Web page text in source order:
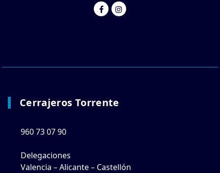
Cerrajeros Torrente
960 73 07 90
Delegaciones
Valencia – Alicante – Castellón